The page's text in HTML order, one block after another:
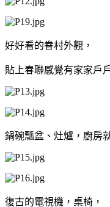
好好看的眷村外觀，
貼上春聯感覺有家家戶
鍋碗瓢盆、灶爐，廚房
復古的電視機，桌椅，